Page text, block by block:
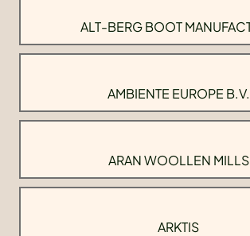
ALT-BERG BOOT
AMBIENTE EUROPE B.V.
ARAN WOOLLEN MILLS
ARKTIS